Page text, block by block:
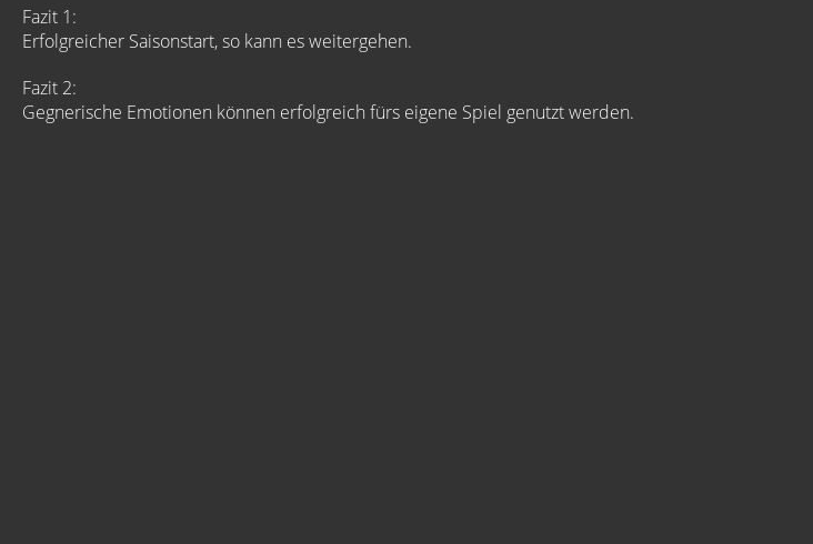
Fazit 1:
Erfolgreicher Saisonstart, so kann es weitergehen.
Fazit 2:
Gegnerische Emotionen können erfolgreich fürs eigene Spiel genutzt werden.